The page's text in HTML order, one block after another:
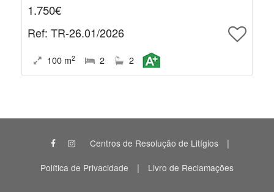
1.750€
Ref: TR-26.01/2026
100 m2 2 2
Centros de Resolução de Litígios |
Política de Privacidade | Livro de Reclamações